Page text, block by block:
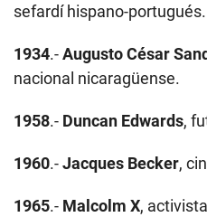
sefardí hispano-portugués.
1934.-Augusto César
nacional nicaragüense.
1958.- Duncan Edwards,
1960.-Jacques Becker,
1965.- Malcolm X,